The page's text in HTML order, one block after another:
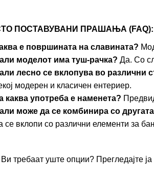
ПОСТАВУВАНИ ПРАШАЊА (FAQ):
е површината на славината?
моделот има туш-рачка? Да. Со
лесно се вклопува во различни
модерен и класичен ентериер.
каква употреба е наменета?
може да се комбинира со
се вклопи со различни елементи за
требаат уште опции? Прегледајте ја